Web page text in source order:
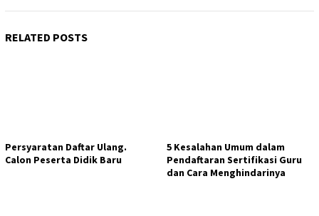
RELATED POSTS
Persyaratan Daftar Ulang.
Calon Peserta Didik Baru
5 Kesalahan Umum dalam
Pendaftaran Sertifikasi Guru
dan Cara Menghindarinya